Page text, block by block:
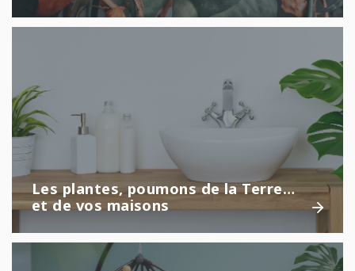
Les plantes, poumons de la Terre…
et de vos maisons